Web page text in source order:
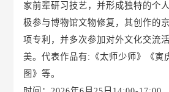
家前辈研习技艺，并形成独特的个
极参与博物馆文物修复，其创作的
项专利，并多次参加对外文化交流
美。代表作品有:《太师少师》《寅
图》等。